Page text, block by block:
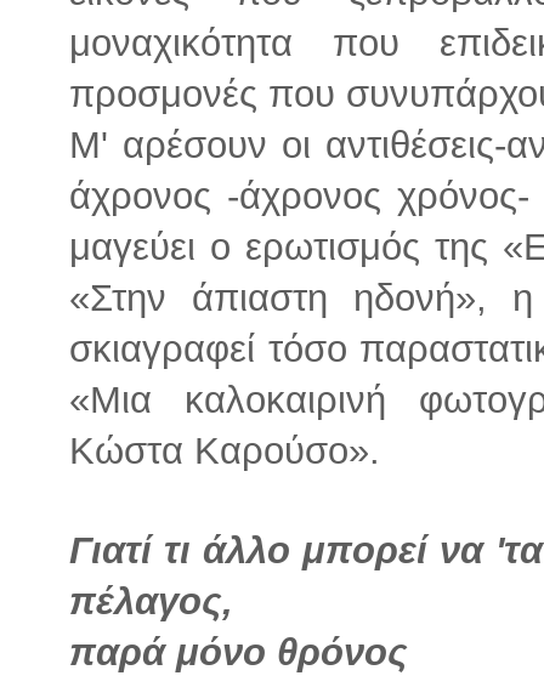
μοναχικότητα που
προσμονές που
Μ' αρέσουν οι αντιθέσεις-
άχρονος -άχρονος
μαγεύει ο ερωτισμός της
«Στην άπιαστη ηδονή»,
σκιαγραφεί τόσο
«Μια καλοκαιρινή
Κώστα Καρούσο».
Γιατί τι άλλο μπορεί να
πέλαγος,
παρά μόνο θρόνος